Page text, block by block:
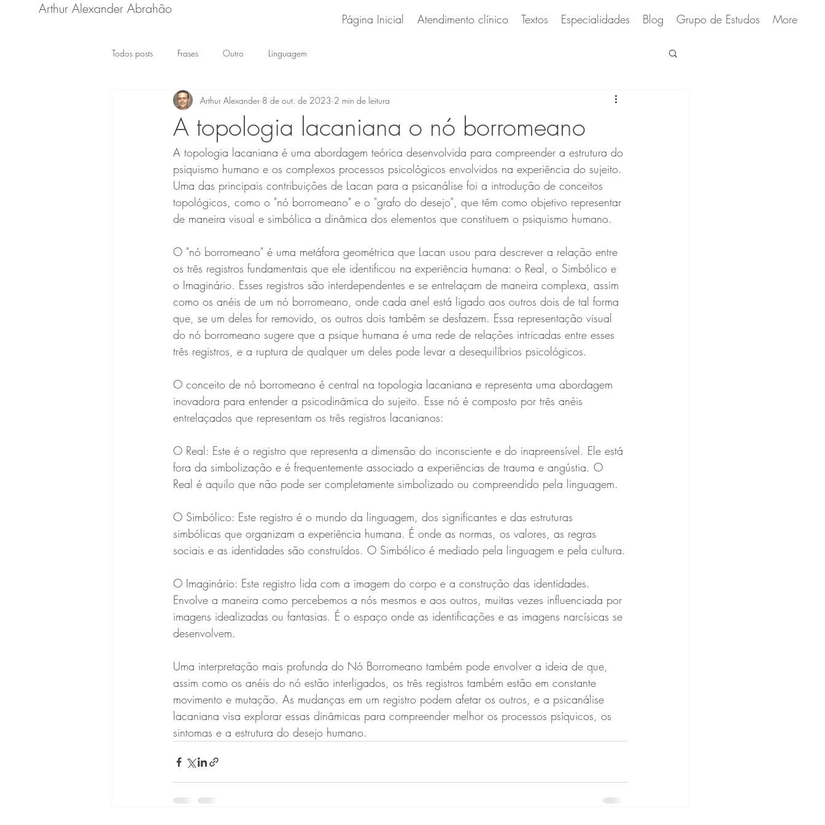
Arthur Alexander Abrahão
Página Inicial Atendimento clínico Textos Especialidades Blog Grupo de Estudos More
Todos posts Frases Outro Linguagem
A topologia lacaniana o nó borromeano
Arthur Alexander 8 de out. de 2023 2 min de leitura
A topologia lacaniana é uma abordagem teórica desenvolvida para compreender a estrutura do
psiquismo humano e os complexos processos psicológicos envolvidos na experiência do sujeito.
Uma das principais contribuições de Lacan para a psicanálise foi a introdução de conceitos
topológicos, como o "nó borromeano" e o "grafo do desejo", que têm como objetivo representar
de maneira visual e simbólica a dinâmica dos elementos que constituem o psiquismo humano.
O "nó borromeano" é uma metáfora geométrica que Lacan usou para descrever a relação entre
os três registros fundamentais que ele identificou na experiência humana: o Real, o Simbólico e
o Imaginário. Esses registros são interdependentes e se entrelaçam de maneira complexa, assim
como os anéis de um nó borromeano, onde cada anel está ligado aos outros dois de tal forma
que, se um deles for removido, os outros dois também se desfazem. Essa representação visual
do nó borromeano sugere que a psique humana é uma rede de relações intricadas entre esses
três registros, e a ruptura de qualquer um deles pode levar a desequilíbrios psicológicos.
O conceito de nó borromeano é central na topologia lacaniana e representa uma abordagem
inovadora para entender a psicodinâmica do sujeito. Esse nó é composto por três anéis
entrelaçados que representam os três registros lacanianos:
O Real: Este é o registro que representa a dimensão do inconsciente e do inapreensível. Ele está
fora da simbolização e é frequentemente associado a experiências de trauma e angústia. O
Real é aquilo que não pode ser completamente simbolizado ou compreendido pela linguagem.
O Simbólico: Este registro é o mundo da linguagem, dos significantes e das estruturas
simbólicas que organizam a experiência humana. É onde as normas, os valores, as regras
sociais e as identidades são construídos. O Simbólico é mediado pela linguagem e pela cultura.
O Imaginário: Este registro lida com a imagem do corpo e a construção das identidades.
Envolve a maneira como percebemos a nós mesmos e aos outros, muitas vezes influenciada por
imagens idealizadas ou fantasias. É o espaço onde as identificações e as imagens narcísicas se
desenvolvem.
Uma interpretação mais profunda do Nó Borromeano também pode envolver a ideia de que,
assim como os anéis do nó estão interligados, os três registros também estão em constante
movimento e mutação. As mudanças em um registro podem afetar os outros, e a psicanálise
lacaniana visa explorar essas dinâmicas para compreender melhor os processos psíquicos, os
sintomas e a estrutura do desejo humano.